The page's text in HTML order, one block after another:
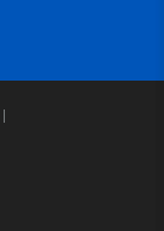
|